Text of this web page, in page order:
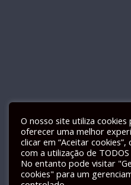
Livro de Reclamações Electrónico
O nosso site utiliza cookies
oferecer uma melhor
clicar em “Aceitar cookies”,
com a utilização de
No entanto pode visitar
cookies" para um